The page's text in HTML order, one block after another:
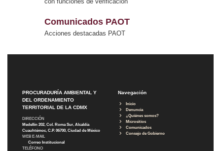
Comunicados PAOT
Acciones destacadas PAOT
PROCURADURÍA AMBIENTAL Y
DEL ORDENAMIENTO
TERRITORIAL DE LA CDMX
DIRECCIÓN
Medellín 202, Col. Roma Sur, Alcaldía
Cuauhtémoc, C.P. 06700, Ciudad de México
WEB E-MAIL
Correo Institucional
TELÉFONO
Navegación
Inicio
Denuncia
¿Quiénes somos?
Micrositios
Comunicados
Consejo de Gobierno